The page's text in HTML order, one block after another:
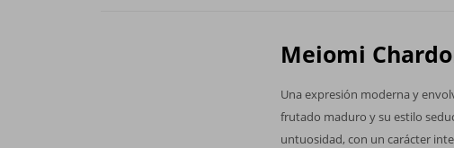
Meiomi
Una expresión moderna y
frutado maduro y su estilo
untuosidad, con un carácter